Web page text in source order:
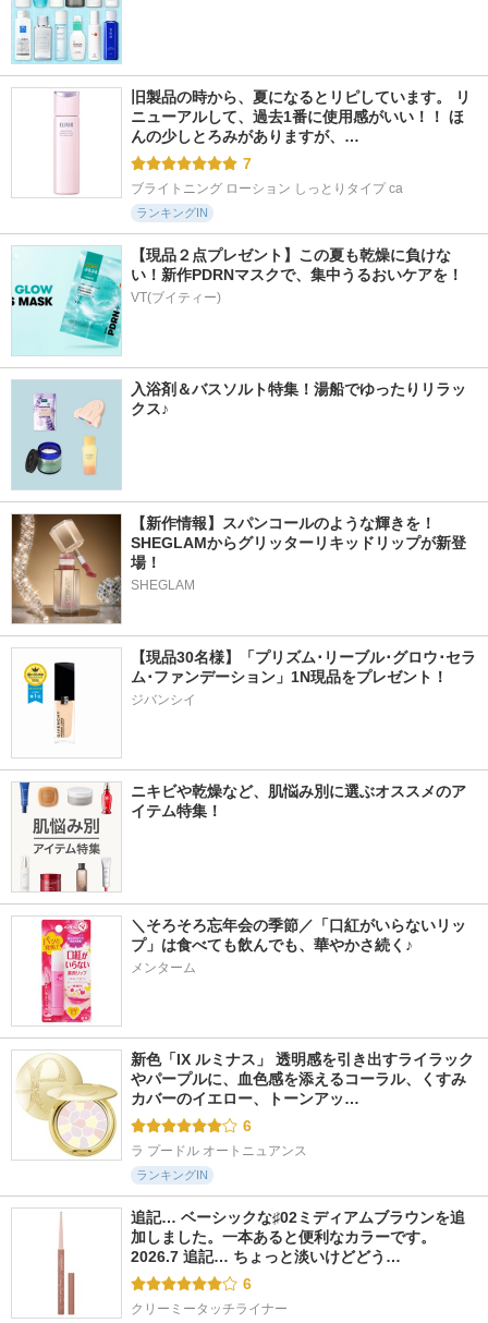
旧製品の時から、夏になるとリピしています。 リ
ニューアルして、過去1番に使用感がいい！！ ほ
んの少しとろみがありますが、…
7
ブライトニング ローション しっとりタイプ ca
ランキングIN
【現品２点プレゼント】この夏も乾燥に負けな
い！新作PDRNマスクで、集中うるおいケアを！
VT(ブイティー)
入浴剤＆バスソルト特集！湯船でゆったりリラッ
クス♪
【新作情報】スパンコールのような輝きを！
SHEGLAMからグリッターリキッドリップが新登
場！
SHEGLAM
【現品30名様】「プリズム･リーブル･グロウ･セラ
ジバンシイ
ニキビや乾燥など、肌悩み別に選ぶオススメのア
イテム特集！
＼そろそろ忘年会の季節／「口紅がいらないリッ
プ」は食べても飲んでも、華やかさ続く♪
メンターム
新色「IX ルミナス」 透明感を引き出すライラック
やパープルに、血色感を添えるコーラル、くすみ
カバーのイエロー、トーンアッ…
6
ラ プードル オートニュアンス
ランキングIN
追記… ベーシックな♯02ミディアムブラウンを追
加しました。一本あると便利なカラーです。
2026.7 追記… ちょっと淡いけどどう…
6
クリーミータッチライナー